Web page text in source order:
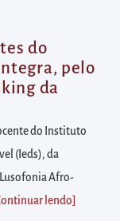
do
pelo
da
do Instituto
(Ieds), da
Afro-
lendo